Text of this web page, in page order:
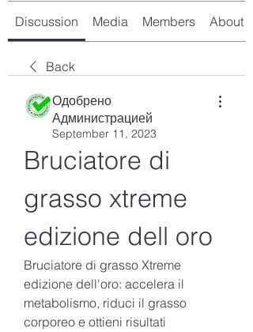
Discussion Media Members About
Back
Одобрено
Администрацией
September 11, 2023
Bruciatore di
grasso xtreme
edizione dell oro
Bruciatore di grasso Xtreme
edizione dell'oro: accelera il
metabolismo, riduci il grasso
corporeo e ottieni risultati